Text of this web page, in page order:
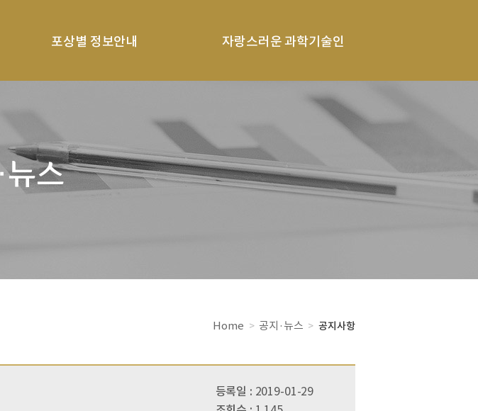
포상별 정보안내 자랑스러운 과학기술인
뉴스
Home > 공지·뉴스 > 공지사항
등록일
2019-01-29